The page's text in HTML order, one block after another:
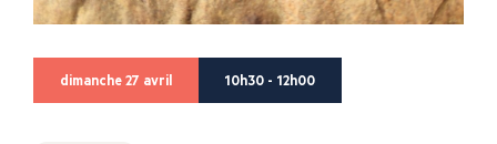
dimanche 27 avril 10h30 - 12h00